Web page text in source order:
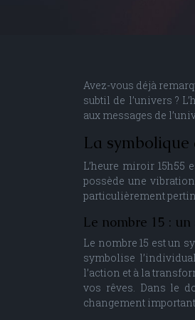
Avez-vous déjà
subtil de l’univers ?
aux messages de
La symbolique
L’heure miroir
possède une
particulièrement
Le nombre 15 :
Le nombre 15 est un
symbolise
l’action et à la
vos rêves. Dans le
changement